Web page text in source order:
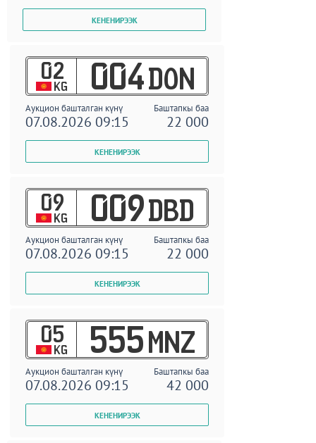
02
KG 004 DON
Аукцион башталган күнү Баштапкы баа
07.08.2026 09:15 22 000
09
KG 009 DBD
Аукцион башталган күнү Баштапкы баа
07.08.2026 09:15 22 000
05
KG 555 MNZ
Аукцион башталган күнү Баштапкы баа
07.08.2026 09:15 42 000